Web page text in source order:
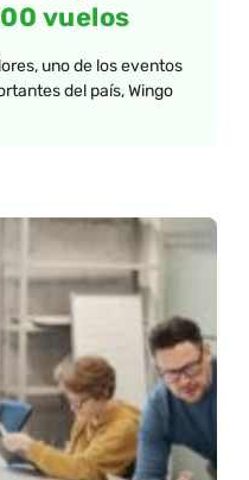
vuelos
uno de los eventos
del país, Wingo